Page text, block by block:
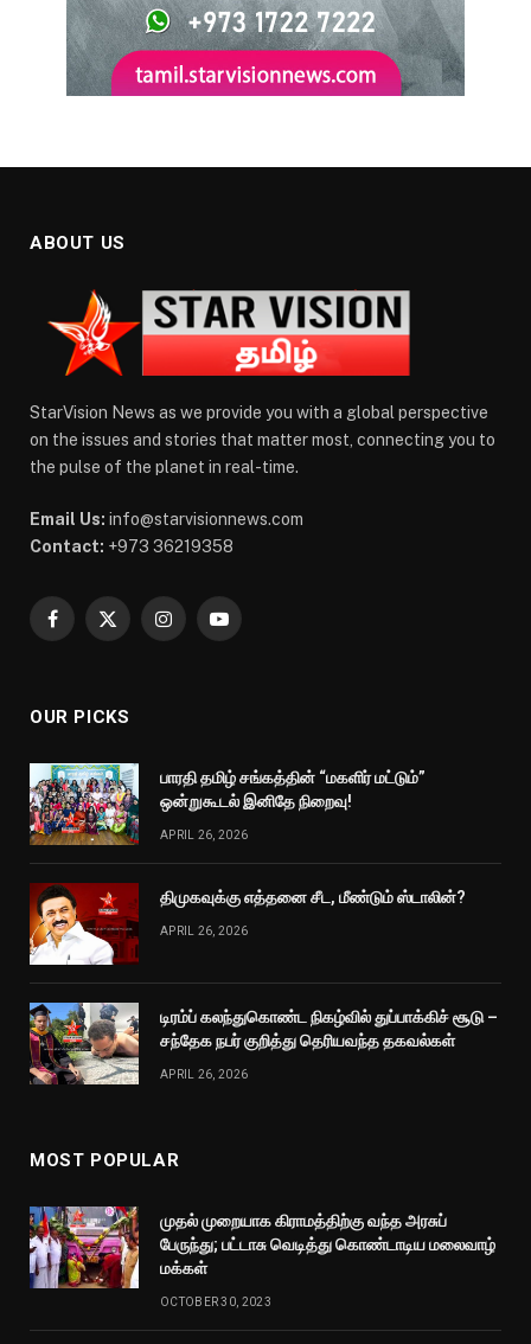
ABOUT US
StarVision News as we provide you with a global perspective
on the issues and stories that matter most, connecting you to
the pulse of the planet in real-time.
Email Us: info@starvisionnews.com
Contact: +973 36219358
Facebook
X
InstagramYouTube
OUR PICKS
பாரதி தமிழ் சங்கத்தின் “மகளிர் மட்டும்”
ஒன்றுகூடல் இனிதே நிறைவு!
APRIL 26, 2026
திமுகவுக்கு எத்தனை சீட, மீண்டும் ஸ்டாலின்?
APRIL 26, 2026
டிரம்ப் கலந்துகொண்ட நிகழ்வில் துப்பாக்கிச் சூடு –
சந்தேக நபர் குறித்து தெரியவந்த தகவல்கள்
APRIL 26, 2026
MOST POPULAR
முதல் முறையாக கிராமத்திற்கு வந்த அரசுப்
பேருந்து; பட்டாசு வெடித்து கொண்டாடிய மலைவாழ்
மக்கள்
OCTOBER 30, 2023